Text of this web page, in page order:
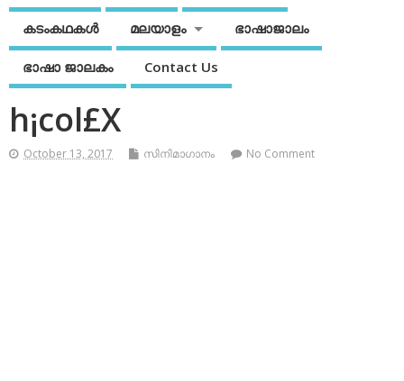
കടംകഥകള്‍ മലയാളം ഭാഷാജാലം
ഭാഷാ ജാലകം Contact Us
h¡col£X
October 13, 2017 സിനിമാഗാനം No Comment